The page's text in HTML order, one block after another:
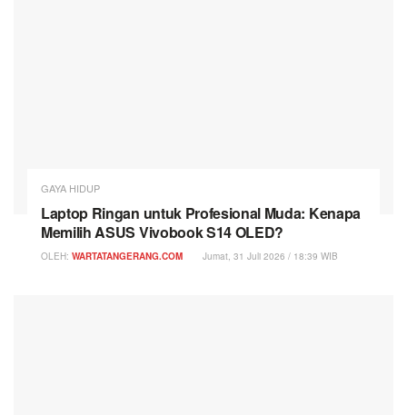
GAYA HIDUP
Laptop Ringan untuk Profesional Muda: Kenapa
Memilih ASUS Vivobook S14 OLED?
OLEH: WARTATANGERANG.COM Jumat, 31 Juli 2026 / 18:39 WIB